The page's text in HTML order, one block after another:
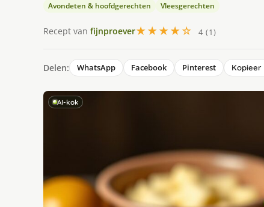
Avondeten & hoofdgerechten Vleesgerechten
Recept van fijnproever★★★★☆ 4 (1)
Delen: WhatsApp Facebook Pinterest Kopieer
AI-kok